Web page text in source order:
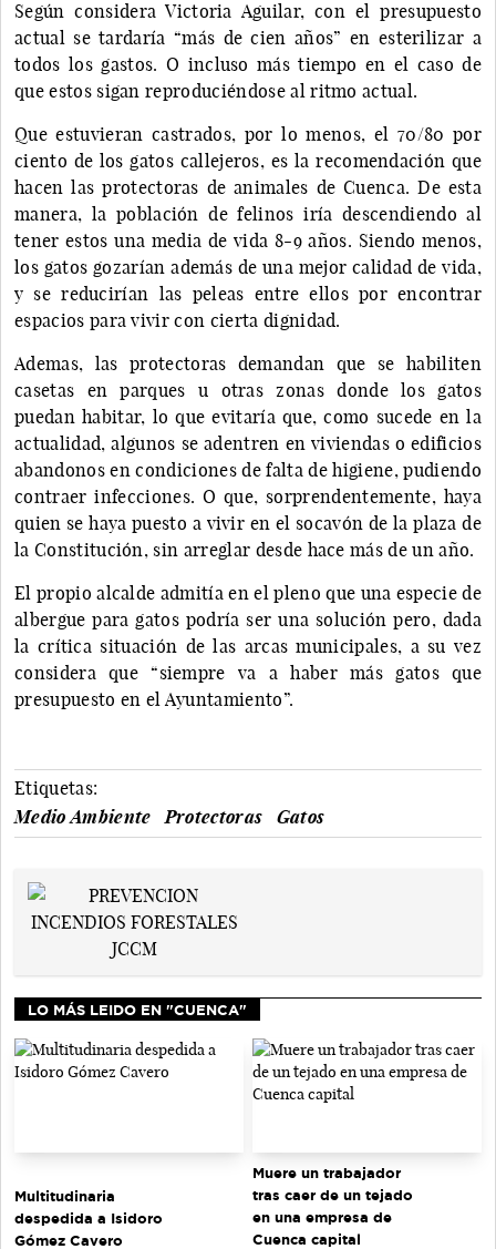
Según considera Victoria Aguilar, con el presupuesto
actual se tardaría “más de cien años” en esterilizar a
todos los gastos. O incluso más tiempo en el caso de
que estos sigan reproduciéndose al ritmo actual.
Que estuvieran castrados, por lo menos, el 70/80 por
ciento de los gatos callejeros, es la recomendación que
hacen las protectoras de animales de Cuenca. De esta
manera, la población de felinos iría descendiendo al
tener estos una media de vida 8-9 años. Siendo menos,
los gatos gozarían además de una mejor calidad de vida,
y se reducirían las peleas entre ellos por encontrar
espacios para vivir con cierta dignidad.
Ademas, las protectoras demandan que se habiliten
casetas en parques u otras zonas donde los gatos
puedan habitar, lo que evitaría que, como sucede en la
actualidad, algunos se adentren en viviendas o edificios
abandonos en condiciones de falta de higiene, pudiendo
contraer infecciones. O que, sorprendentemente, haya
quien se haya puesto a vivir en el socavón de la plaza de
la Constitución, sin arreglar desde hace más de un año.
El propio alcalde admitía en el pleno que una especie de
albergue para gatos podría ser una solución pero, dada
la crítica situación de las arcas municipales, a su vez
considera que “siempre va a haber más gatos que
presupuesto en el Ayuntamiento”.
Etiquetas:
Medio Ambiente
Protectoras Gatos
LO MÁS LEIDO EN "CUENCA"
Multitudinaria
despedida a Isidoro
Gómez Cavero
Muere un trabajador
tras caer de un tejado
en una empresa de
Cuenca capital